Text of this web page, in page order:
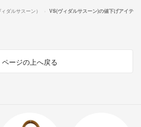
ダルサスーン）
VS(ヴィダルサスーン)の値下げアイテ
ページの上へ戻る